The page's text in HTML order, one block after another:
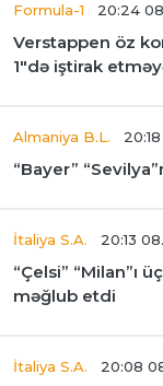
Formula-1 20:24
Verstappen öz
1"də iştirak
Almaniya B.L.
“Bayer”
İtaliya S.A. 20:13
“Çelsi” “Milan”ı
məğlub etdi
İtaliya S.A. 20:08